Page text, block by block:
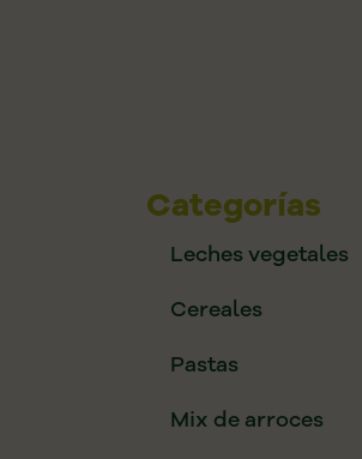
Categorías
Leches vegetales
Cereales
Pastas
Mix de arroces